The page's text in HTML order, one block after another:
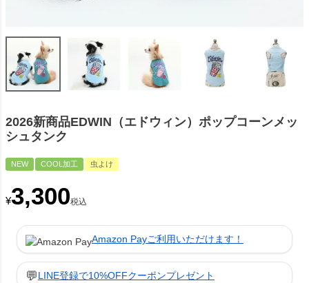
2026新商品EDWIN（エドウィン）ポップコーンメッ
シュタンク
NEW COOL加工 虫よけ
¥3,300税込
Amazon Payご利用いただけます！
💬LINE登録で10%OFFクーポンプレゼント